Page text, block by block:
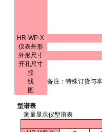
HR-WP-X
仪表外形
外形尺寸
开孔尺寸
接
线
图
备注：特殊订货与
型谱表
测量显示仪型谱表